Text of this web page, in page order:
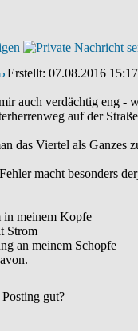
Erstellt: 07.08.2016 15:17
auch verdächtig eng -
auf der
das Viertel als Ganzes
macht besonders
in meinem Kopfe
Strom
an meinem Schopfe
gut?